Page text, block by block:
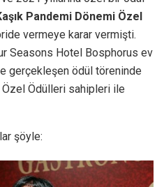
Pandemi Dönemi Özel
vermeye karar vermişti.
Seasons Hotel Bosphorus ev
gerçekleşen ödül töreninde
Özel Ödülleri sahipleri ile
şöyle: